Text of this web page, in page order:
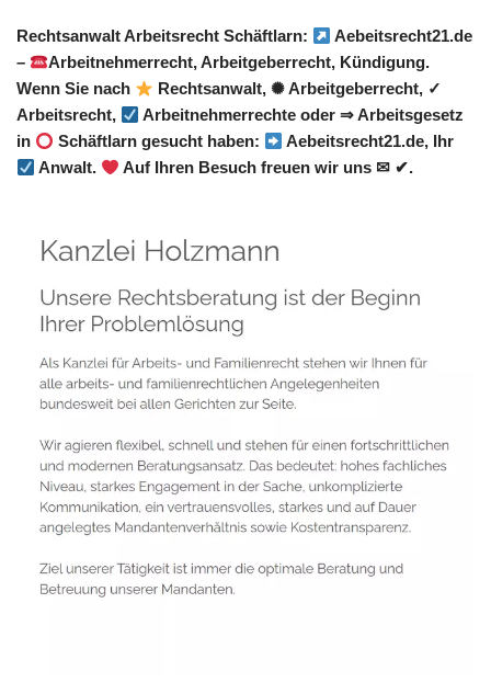
Rechtsanwalt Arbeitsrecht Schäftlarn:
Aebeitsrecht21.de
–
Arbeitnehmerrecht, Arbeitgeberrecht, Kündigung.
Wenn Sie nach
Rechtsanwalt, ✺ Arbeitgeberrecht, ✓
Arbeitsrecht,
Arbeitnehmerrechte oder ⇒ Arbeitsgesetz
in
Schäftlarn gesucht haben:
Aebeitsrecht21.de, Ihr
Anwalt.
Auf Ihren Besuch freuen wir uns ✉ ✔.